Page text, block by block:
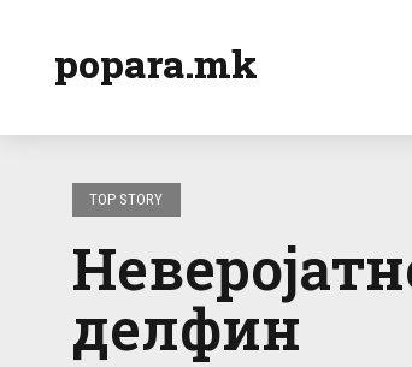
popara.mk
TOP STORY
делфин